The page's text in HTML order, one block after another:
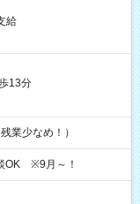
給
13分
業少なめ！）
OK ※9月～！